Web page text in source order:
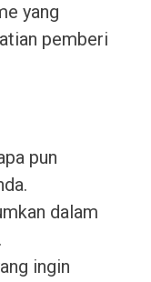
yang
pemberi
pun
dalam
ingin